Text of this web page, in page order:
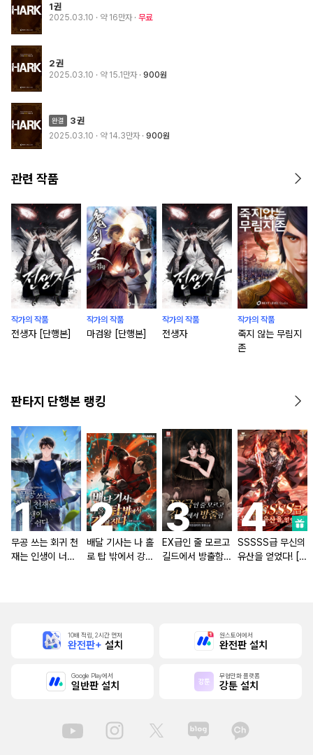
1권
2025.03.10 · 약 16만자 무료
2권
2025.03.10 · 약 15.1만자 900원
3권
2025.03.10 · 약 14.3만자 900원
관련 작품
작가의 작품
전생자 [단행본]
작가의 작품
마검왕 [단행본]
작가의 작품
전생자
작가의 작품
죽지 않는 무림지
존
판타지 단행본 랭킹
무공 쓰는 회귀 천
재는 인생이 너무
배달 기사는 나 홀
로 탑 밖에서 강해
EX급인 줄 모르고
길드에서 방출함
SSSSS급 무신의
유산을 얻었다! [단
10배 적립, 2시간 먼저
완전판+ 설치
원스토어에서
완전판 설치
Google Play에서
일반판 설치
무협만화 플랫폼
강툰 설치